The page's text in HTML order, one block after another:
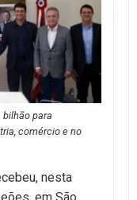
bilhão para
comércio e no
nesta